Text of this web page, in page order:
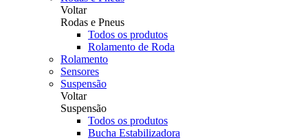
Voltar
Rodas e Pneus
Todos os produtos
Rolamento de Roda
Rolamento
Sensores
Suspensão
Voltar
Suspensão
Todos os produtos
Bucha Estabilizadora